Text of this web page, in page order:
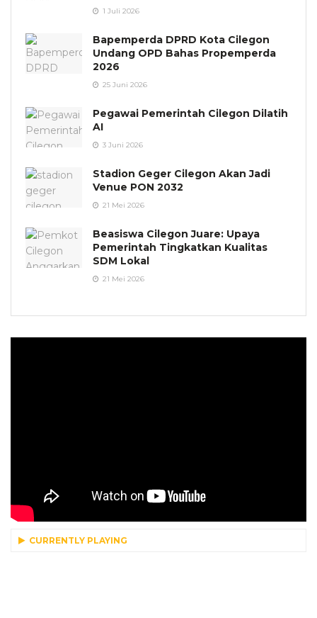
1 Juli 2026
Bapemperda DPRD Kota Cilegon
Undang OPD Bahas Propemperda
2026
25 Juni 2026
Pegawai Pemerintah Cilegon Dilatih
AI
3 Juni 2026
Stadion Geger Cilegon Akan Jadi
Venue PON 2032
21 Mei 2026
Beasiswa Cilegon Juare: Upaya
Pemerintah Tingkatkan Kualitas
SDM Lokal
21 Mei 2026
CURRENTLY PLAYING